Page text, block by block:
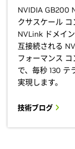
NVIDIA GB200
クサスケール
NVLink ドメイ
互接続される
フォーマンス
で、毎秒 130 テ
実現します。
技術ブログ